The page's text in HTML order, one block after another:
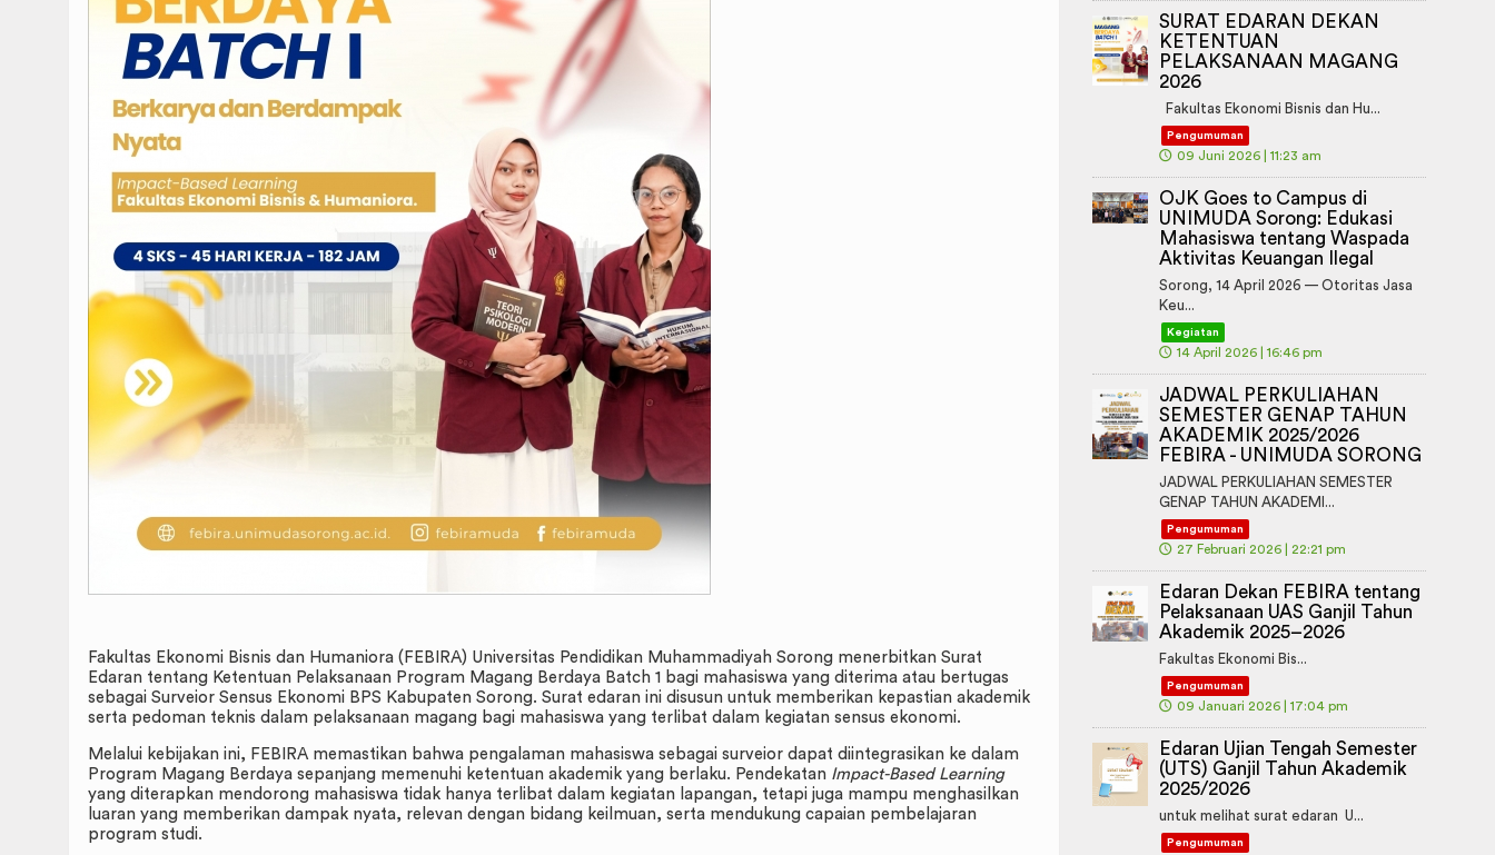
Fakultas Ekonomi Bisnis dan Humaniora (FEBIRA) Universitas Pendidikan Muhammadiyah Sorong menerbitkan Surat
Edaran tentang Ketentuan Pelaksanaan Program Magang Berdaya Batch 1 bagi mahasiswa yang diterima atau bertugas
sebagai Surveior Sensus Ekonomi BPS Kabupaten Sorong. Surat edaran ini disusun untuk memberikan kepastian akademik
serta pedoman teknis dalam pelaksanaan magang bagi mahasiswa yang terlibat dalam kegiatan sensus ekonomi.
Melalui kebijakan ini, FEBIRA memastikan bahwa pengalaman mahasiswa sebagai surveior dapat diintegrasikan ke dalam
Program Magang Berdaya sepanjang memenuhi ketentuan akademik yang berlaku. Pendekatan Impact-Based Learning
yang diterapkan mendorong mahasiswa tidak hanya terlibat dalam kegiatan lapangan, tetapi juga mampu menghasilkan
luaran yang memberikan dampak nyata, relevan dengan bidang keilmuan, serta mendukung capaian pembelajaran
program studi.
SURAT EDARAN DEKAN
KETENTUAN
PELAKSANAAN MAGANG
2026
Fakultas Ekonomi Bisnis dan Hu...
Pengumuman
🕔 09 Juni 2026 | 11:23 am
OJK Goes to Campus di
UNIMUDA Sorong: Edukasi
Mahasiswa tentang Waspada
Aktivitas Keuangan Ilegal
Sorong, 14 April 2026 — Otoritas Jasa
Keu...
Kegiatan
🕔 14 April 2026 | 16:46 pm
JADWAL PERKULIAHAN
SEMESTER GENAP TAHUN
AKADEMIK 2025/2026
FEBIRA - UNIMUDA SORONG
JADWAL PERKULIAHAN SEMESTER
GENAP TAHUN AKADEMI...
Pengumuman
🕔 27 Februari 2026 | 22:21 pm
Edaran Dekan FEBIRA tentang
Pelaksanaan UAS Ganjil Tahun
Akademik 2025–2026
Fakultas Ekonomi Bis...
Pengumuman
🕔 09 Januari 2026 | 17:04 pm
Edaran Ujian Tengah Semester
(UTS) Ganjil Tahun Akademik
2025/2026
untuk melihat surat edaran U...
Pengumuman